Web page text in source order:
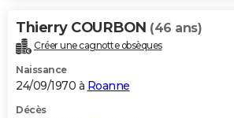
Thierry COURBON (46 ans)
Créer une cagnotte obsèques
Naissance
24/09/1970 à Roanne
Décès